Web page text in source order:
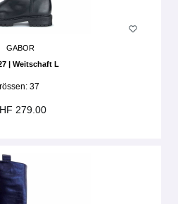
GABOR
| Weitschaft L
37
279.00